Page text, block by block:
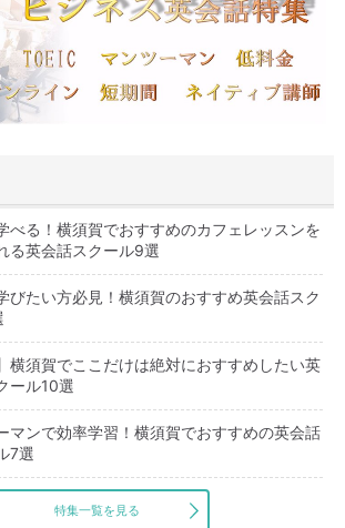
べる！横須賀でおすすめのカフェレッスンを
る英会話スクール9選
びたい方必見！横須賀のおすすめ英会話スク
横須賀でここだけは絶対におすすめしたい英
ール10選
マンで効率学習！横須賀でおすすめの英会話
7選
特集一覧を見る